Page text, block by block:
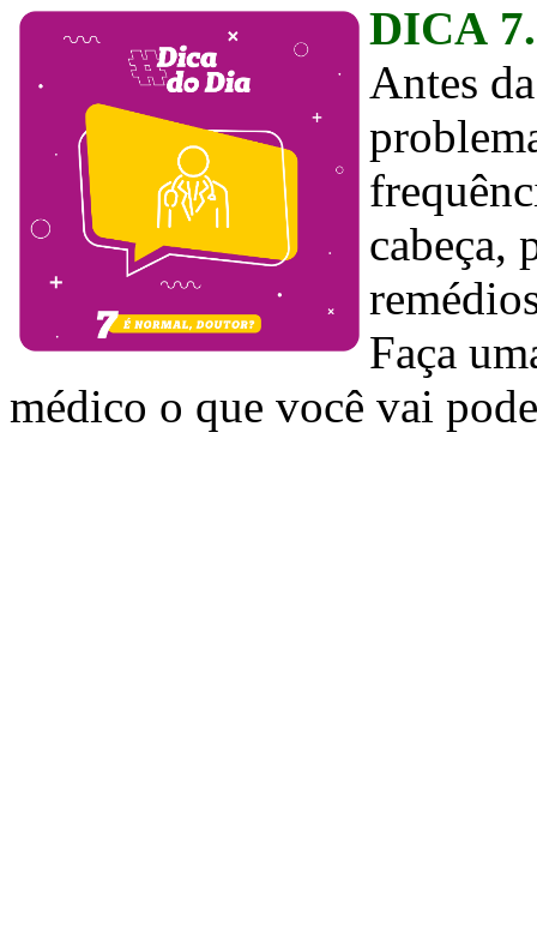
DICA
Antes
cabeça,
Faça
médico o que você vai